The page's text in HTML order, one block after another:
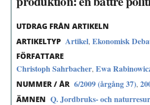
UTDRAG FRÅN ARTIKELN
ARTIKELTYP Artikel,Ekonomisk
FÖRFATTARE
Christoph Sahrbacher,Ewa
NUMMER / ÅR 6/2009 (årgång 37),
ÄMNEN Q. Jordbruks- och